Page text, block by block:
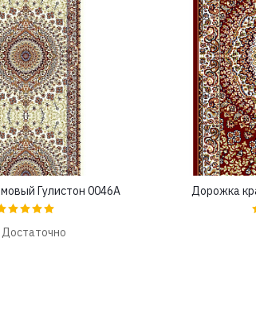
Гулистон 0046A
Достаточно
Дорожка